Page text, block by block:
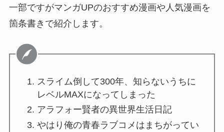
一部ですがマンガUPのおすすめ漫画や人気漫画を
箇条書きで紹介します。
スライム倒して300年、知らないうちに
レベルMAXになってしまった
アラフォー賢者の異世界生活日記
やはり俺の青春ラブコメはまちがってい